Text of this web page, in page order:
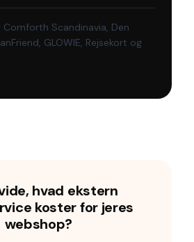
Comforth Scandinavia, Den
GLOWIE, Rejsekort og
hvad ekstern
koster for jeres
webshop?